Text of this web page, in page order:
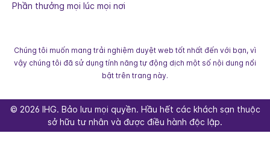
Phần thưởng mọi lúc mọi nơi
Chúng tôi muốn mang trải nghiệm duyệt web tốt nhất đến với bạn, vì
vậy chúng tôi đã sử dụng tính năng tự động dịch một số nội dung nổi
bật trên trang này.
© 2026 IHG. Bảo lưu mọi quyền. Hầu hết các khách sạn thuộc
sở hữu tư nhân và được điều hành độc lập.